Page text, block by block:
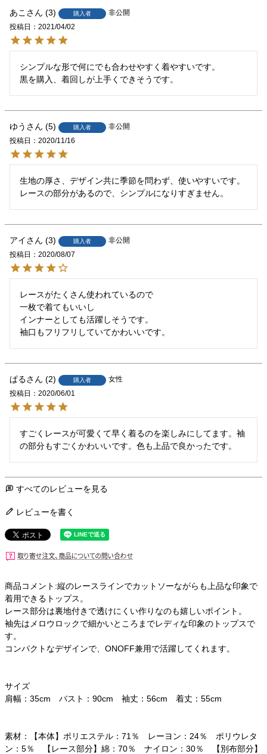
あこ 3 購入者
非公開
投稿日
2021/04/02
シンプルな形で何にでも合わせやすく着やすいです。
黒を購入、着回しが上手くできそうです。
ゆう 5 購入者
非公開
投稿日
2020/11/16
生地の厚さ、デザイン共に季節を問わず、使いやすいです。
レースの部分があるので、シンプルになりすぎません。
アイ 3 購入者
非公開
投稿日
2020/08/07
レースがたくさん使われているので
一枚で着てもいいし
インナーとしても活躍しそうです。
袖口もフリフリしていてかわいいです。
ぱる 2 購入者
女性
投稿日
2020/06/01
すごくレースが可愛くて早く着るのを楽しみにしてます。袖
の部分もすごくかわいいです。色も上品で良かったです。
すべてのレビューを見る
レビューを書く
商品コメント:縦のレースラインでカットソーながらも上品な印象で
着用できるトップス。
レース部分は裏地付きで透けにくい作りなのも嬉しいポイント。
袖先はメロウロックで細かいところまでレディな印象のトップスで
す。
コンパクトなデザインで、ONOFF兼用で活躍してくれます。
サイズ
肩幅：35cm バスト：90cm 袖丈：56cm 着丈：55cm
素材：【本体】ポリエステル：71％ レーヨン：24％ ポリウレタ
ン：5％ 【レース部分】綿：70％ ナイロン：30％ 【別布部分】